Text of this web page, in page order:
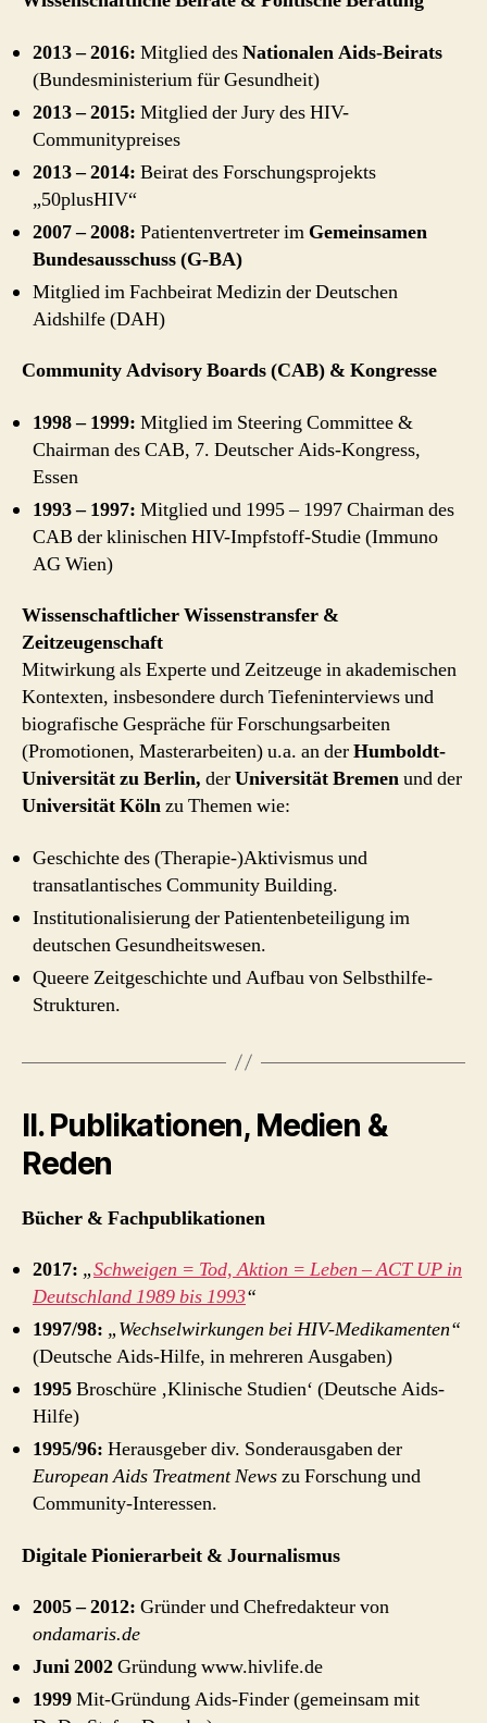
2013 – 2016: Mitglied desNationalen Aids-Beirats
(Bundesministerium für Gesundheit)
2013 – 2015: Mitglied der Jury des HIV-
Communitypreises
2013 – 2014: Beirat des Forschungsprojekts
„50plusHIV“
2007 – 2008: Patientenvertreter im Gemeinsamen
Bundesausschuss (G-BA)
Mitglied im Fachbeirat Medizin der Deutschen
Aidshilfe (DAH)
Community Advisory Boards (CAB) & Kongresse
1998 – 1999: Mitglied im Steering Committee &
Chairman des CAB, 7. Deutscher Aids-Kongress,
Essen
1993 – 1997: Mitglied und 1995 – 1997 Chairman des
CAB der klinischen HIV-Impfstoff-Studie (Immuno
AG Wien)
Wissenschaftlicher Wissenstransfer &
Zeitzeugenschaft
Mitwirkung als Experte und Zeitzeuge in akademischen
Kontexten, insbesondere durch Tiefeninterviews und
biografische Gespräche für Forschungsarbeiten
(Promotionen, Masterarbeiten) u.a. an derHumboldt-
Universität zu Berlin, derUniversität Bremenund der
Universität Kölnzu Themen wie:
Geschichte des (Therapie-)Aktivismus und
transatlantisches Community Building.
Institutionalisierung der Patientenbeteiligung im
deutschen Gesundheitswesen.
Queere Zeitgeschichte und Aufbau von Selbsthilfe-
Strukturen.
II. Publikationen, Medien &
Reden
Bücher & Fachpublikationen
2017: „Schweigen = Tod, Aktion = Leben – ACT UP in
Deutschland 1989 bis 1993“
1997/98: „Wechselwirkungen bei HIV-Medikamenten“
(Deutsche Aids-Hilfe, in mehreren Ausgaben)
1995Broschüre ‚Klinische Studien‘ (Deutsche Aids-
Hilfe)
1995/96: Herausgeber div. Sonderausgaben der
European Aids Treatment Newszu Forschung und
Community-Interessen.
Digitale Pionierarbeit & Journalismus
2005 – 2012: Gründer und Chefredakteur von
ondamaris.de
Juni 2002Gründung www.hivlife.de
1999Mit-Gründung Aids-Finder (gemeinsam mit